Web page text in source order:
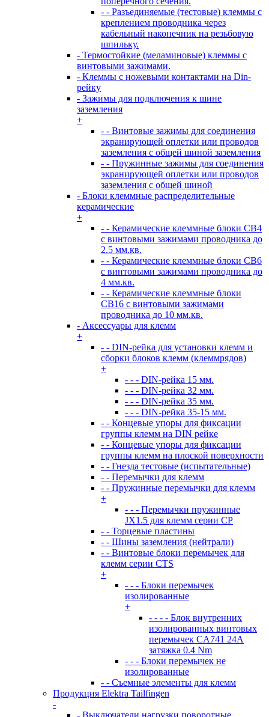
- - Разъединяемые (тестовые) клеммы с
креплением проводника через
кабельный наконечник на резьбовую
шпильку.
- Термостойкие (меламиновые) клеммы с
винтовыми зажимами.
- Клеммы с ножевыми контактами на Din-
рейку
- Зажимы для подключения к шине
заземления
+
- - Винтовые зажимы для соединения
экранирующей оплетки или проводов
заземления с общей шиной заземления
- - Пружинные зажимы для соединения
экранирующей оплетки или проводов
заземления с общей шиной
- Блоки клеммные распределительные
керамические
+
- - Керамические клеммные блоки CB4
с винтовыми зажимами проводника до
2.5 мм.кв.
- - Керамические клеммные блоки CB6
с винтовыми зажимами проводника до
4 мм.кв.
- - Керамические клеммные блоки
CB16 с винтовыми зажимами
проводника до 10 мм.кв.
- Аксессуары для клемм
+
- - DIN-рейка для установки клемм и
сборки блоков клемм (клеммрядов)
+
- - - DIN-рейка 15 мм.
- - - DIN-рейка 32 мм.
- - - DIN-рейка 35 мм.
- - - DIN-рейка 35-15 мм.
- - Концевые упоры для фиксации
группы клемм на DIN рейке
- - Концевые упоры для фиксации
группы клемм на плоской поверхности
- - Гнезда тестовые (испытательные)
- - Перемычки для клемм
- - Пружинные перемычки для клемм
+
- - - Перемычки пружинные
JX1.5 для клемм серии CP
- - Торцевые пластины
- - Шины заземления (нейтрали)
- - Винтовые блоки перемычек для
клемм серии CTS
+
- - - Блоки перемычек
изолированные
+
- - - - Блок внутренних
изолированных винтовых
перемычек CA741 24А
затяжка 0.4 Nm
- - - Блоки перемычек не
изолированные
- - Съемные элементы для клемм
Продукция Elektra Tailfingen
-
- Выключатели нагрузки поворотные